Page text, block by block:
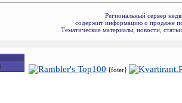
Региональный сервер
содержит информацию о продаже
Тематические материалы, новости,
{foter}